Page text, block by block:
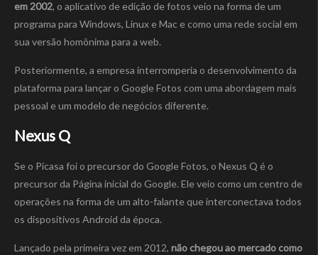
em 2002, o aplicativo de edição de fotos veio na forma de um
programa para Windows, Linux e Mac e como uma rede social em
sua versão homônima para a web.
Posteriormente, a empresa interromperia o desenvolvimento da
plataforma para lançar o Google Fotos com uma abordagem mais
pessoal e um modelo de negócios diferente.
Nexus Q
Se o Picasa foi o precursor do Google Fotos, o Nexus Q é o
precursor da Página inicial do Google. Ele veio como um centro de
operações na forma de um alto-falante que interconectava todos
os dispositivos Android da época.
Lançado pela primeira vez em 2012, não chegou ao mercado como